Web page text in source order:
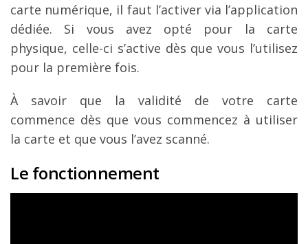
carte numérique, il faut l’activer via l’application
dédiée. Si vous avez opté pour la carte
physique, celle-ci s’active dès que vous l’utilisez
pour la première fois.
À savoir que la validité de votre carte
commence dès que vous commencez à utiliser
la carte et que vous l’avez scanné.
Le fonctionnement